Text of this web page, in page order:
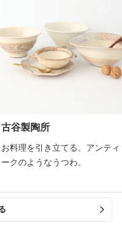
古谷製陶所
お料理を引き立てる、アンティ
ークのようなうつわ。